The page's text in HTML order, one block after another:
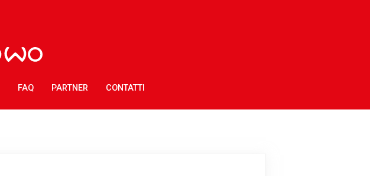
FAQ PARTNER CONTATTI